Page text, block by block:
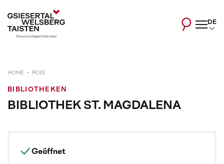
DE
HOME POIS
BIBLIOTHEKEN
BIBLIOTHEK ST. MAGDALENA
Geöffnet